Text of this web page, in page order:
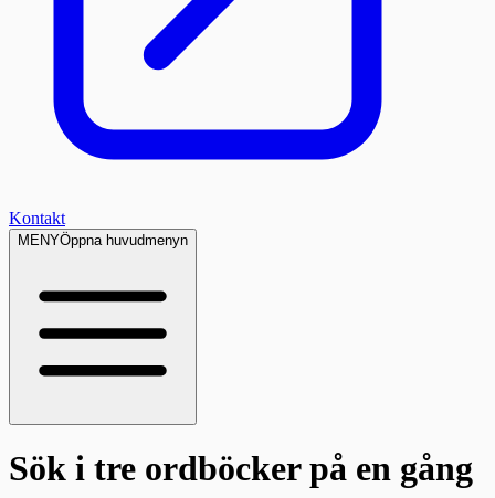
Kontakt
MENYÖppna huvudmenyn
Sök i tre ordböckerpå en gång